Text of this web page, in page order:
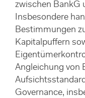
zwischen BankG
Insbesondere
Bestimmungen
Kapitalpuffern
Angleichung von
Governance,